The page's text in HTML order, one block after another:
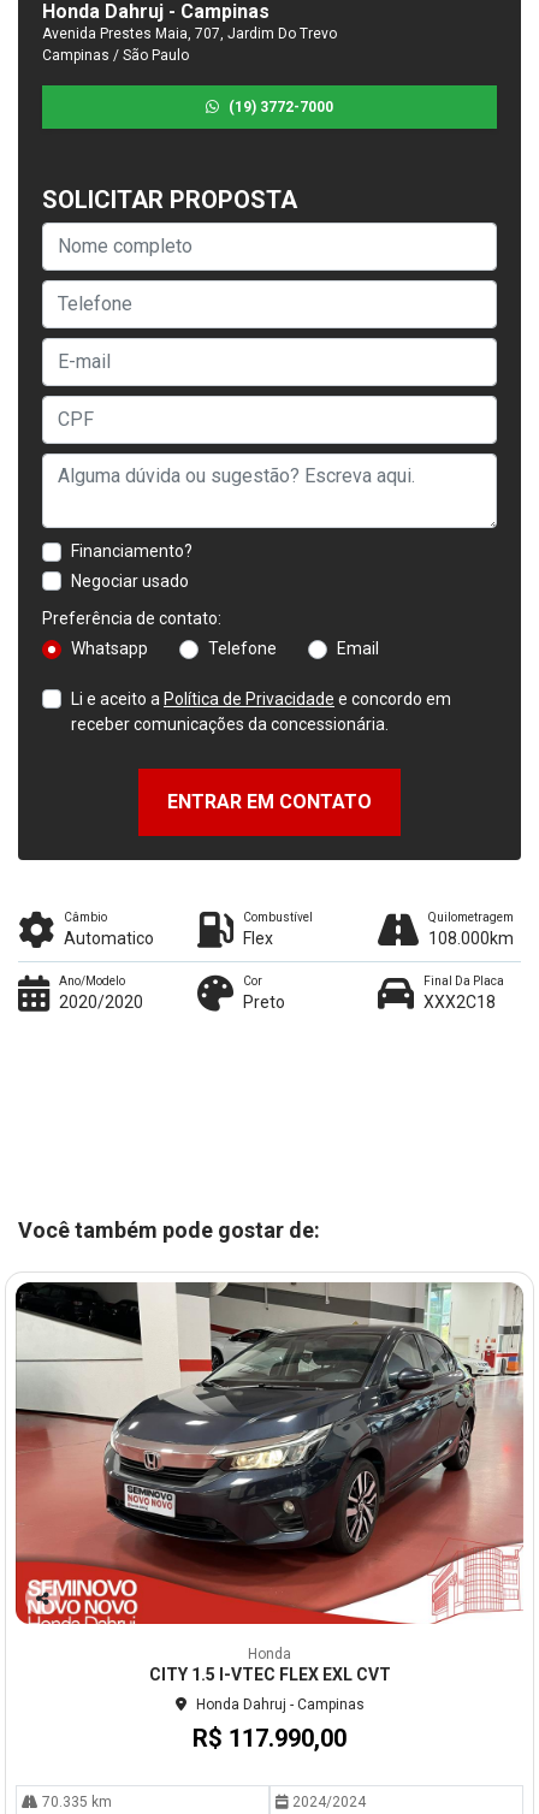
Honda Dahruj - Campinas
Avenida Prestes Maia, 707, Jardim Do Trevo
Campinas / São Paulo
(19) 3772-7000
SOLICITAR PROPOSTA
Financiamento?
Negociar usado
Preferência de contato:
Whatsapp
Telefone Email
Li e aceito a Política de Privacidade e concordo em
receber comunicações da concessionária.
ENTRAR EM CONTATO
Câmbio
Automatico
Combustível
Flex
Quilometragem
108.000km
Ano/Modelo
2020/2020
Cor
Preto
Final Da Placa
XXX2C18
Você também pode gostar de:
Co
Honda
CITY 1.5 I-VTEC FLEX EXL CVT
Honda Dahruj - Campinas
R$ 117.990,00
70.335 km 2024/2024